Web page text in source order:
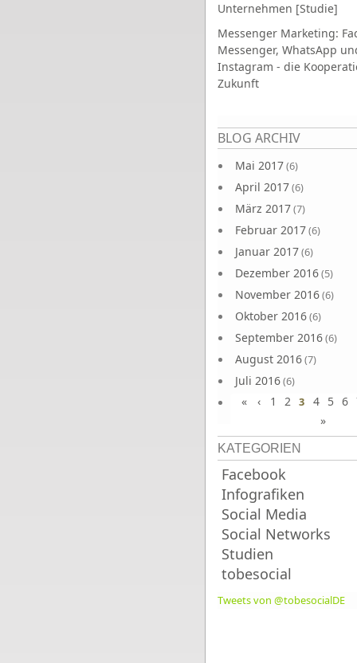
Unternehmen [Studie]
Messenger Marketing:
Messenger, WhatsApp
Instagram - die
Zukunft
BLOG ARCHIV
Mai 2017(6)
April 2017(6)
März 2017(7)
Februar 2017(6)
Januar 2017(6)
Dezember 2016(5)
November 2016(6)
Oktober 2016(6)
September 2016(6)
August 2016(7)
Juli 2016(6)
Juni 2016(7)
Seiten
« ‹ 1 2 3 4 5 6
»
KATEGORIEN
Facebook
Infografiken
Social Media
Social Networks
Studien
tobesocial
Tweets von @tobesocialDE